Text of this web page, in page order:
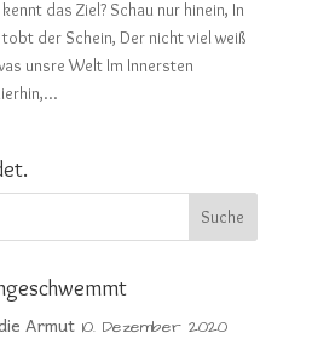
das Ziel? Schau nur hinein, In
der Schein, Der nicht viel weiß
unsre Welt Im Innersten
Armut 10. Dezember 2020